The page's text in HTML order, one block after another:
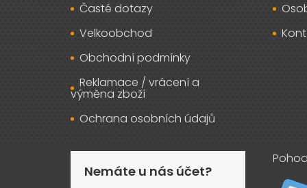
Časté dotazy
Velkoobchod
Obchodní podmínky
Reklamace / vrácení a
výměna zboží
Ochrana osobních údajů
Nemáte u nás účet?